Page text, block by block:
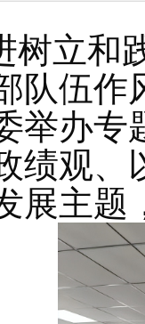
树立和
队伍作
举办专
绩观、
展主题